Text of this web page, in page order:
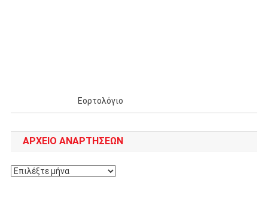
Εορτολόγιο
ΑΡΧΕΊΟ ΑΝΑΡΤΉΣΕΩΝ
Αρχείο